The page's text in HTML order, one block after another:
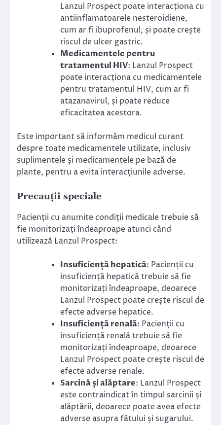
Lanzul Prospect poate interacționa cu
antiinflamatoarele nesteroidiene,
cum ar fi ibuprofenul, și poate crește
riscul de ulcer gastric.
Medicamentele pentru
tratamentul HIV: Lanzul Prospect
poate interacționa cu medicamentele
pentru tratamentul HIV, cum ar fi
atazanavirul, și poate reduce
eficacitatea acestora.
Este important să informăm medicul curant
despre toate medicamentele utilizate, inclusiv
suplimentele și medicamentele pe bază de
plante, pentru a evita interacțiunile adverse.
Precauții speciale
Pacienții cu anumite condiții medicale trebuie să
fie monitorizați îndeaproape atunci când
utilizează Lanzul Prospect:
Insuficiență hepatică: Pacienții cu
insuficiență hepatică trebuie să fie
monitorizați îndeaproape, deoarece
Lanzul Prospect poate crește riscul de
efecte adverse hepatice.
Insuficiență renală: Pacienții cu
insuficiență renală trebuie să fie
monitorizați îndeaproape, deoarece
Lanzul Prospect poate crește riscul de
efecte adverse renale.
Sarcină și alăptare: Lanzul Prospect
este contraindicat în timpul sarcinii și
alăptării, deoarece poate avea efecte
adverse asupra fătului și sugarului.